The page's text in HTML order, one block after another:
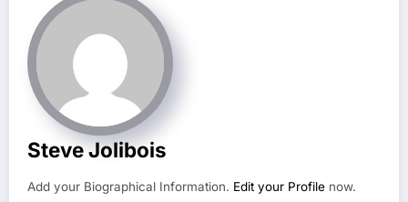
Steve Jolibois
Add your Biographical Information. Edit your Profile now.